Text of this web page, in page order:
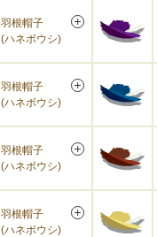
羽根帽子
(ハネボウシ)
羽根帽子
(ハネボウシ)
羽根帽子
(ハネボウシ)
羽根帽子
(ハネボウシ)